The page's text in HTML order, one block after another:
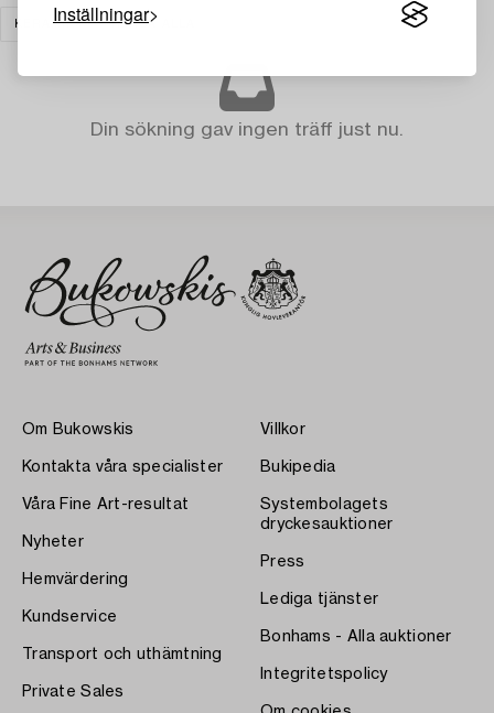
Inställningar
KERAMIK RENSA ALLA
Din sökning gav ingen träff just nu.
Om Bukowskis
Kontakta våra specialister
Våra Fine Art-resultat
Nyheter
Hemvärdering
Kundservice
Transport och uthämtning
Private Sales
Villkor
Bukipedia
Systembolagets
dryckesauktioner
Press
Lediga tjänster
Bonhams - Alla auktioner
Integritetspolicy